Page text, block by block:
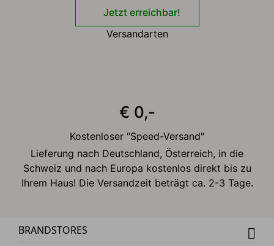
Jetzt erreichbar!
Versandarten
€ 0,-
Kostenloser "Speed-Versand"
Lieferung nach Deutschland, Österreich, in die
Schweiz und nach Europa kostenlos direkt bis zu
Ihrem Haus! Die Versandzeit beträgt ca. 2-3 Tage.
BRANDSTORES